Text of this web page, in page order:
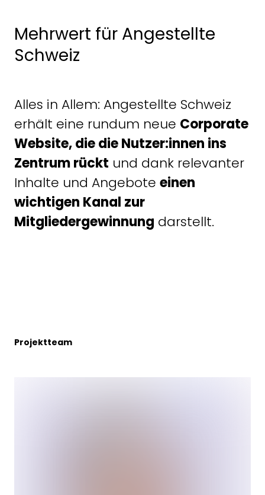
Mehrwert für Angestellte
Schweiz
Alles in Allem: Angestellte Schweiz
erhält eine rundum neue Corporate
Website, die die Nutzer:innen ins
Zentrum rückt und dank relevanter
Inhalte und Angebote einen
wichtigen Kanal zur
Mitgliedergewinnung darstellt.
Projektteam